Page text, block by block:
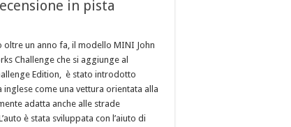
in pista
oltre un anno fa, il modello MINI John
Challenge che si aggiunge al
Edition, è stato introdotto
inglese come una vettura orientata alla
adatta anche alle strade
è stata sviluppata con l’aiuto di